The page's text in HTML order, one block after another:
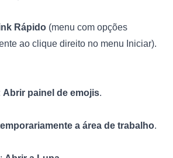
Rápido (menu com opções
ao clique direito no menu Iniciar).
Abrir painel de emojis.
a área de trabalho.